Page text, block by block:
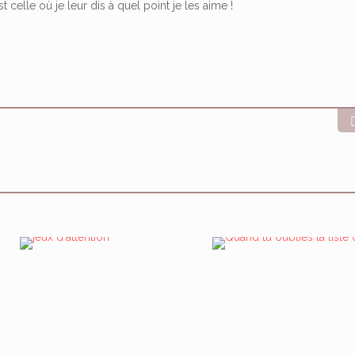
celle où je leur dis à quel point je les aime !